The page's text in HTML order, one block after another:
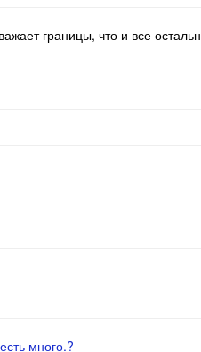
границы, что и все
много.?